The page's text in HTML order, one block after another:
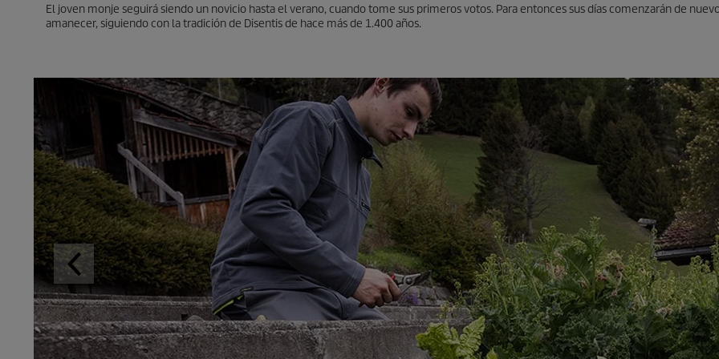
El joven monje seguirá siendo un novicio hasta el verano, cuando tome sus primeros votos. Para entonces sus días comenzarán de
amanecer, siguiendo con la tradición de Disentis de hace más de 1.400 años.